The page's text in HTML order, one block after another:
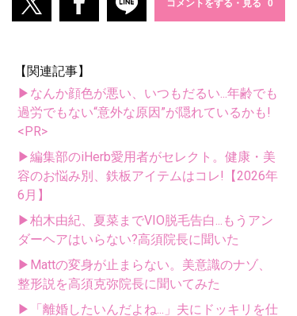
コメントをする・見る
【関連記事】
▶なんか顔色が悪い、いつもだるい...年齢でも
過労でもない“意外な原因”が隠れているかも!
<PR>
▶編集部のiHerb愛用者がセレクト。健康・美
容のお悩み別、鉄板アイテムはコレ!【2026年
6月】
▶柏木由紀、夏菜までVIO脱毛告白...もうアン
ダーヘアはいらない?高須院長に聞いた
▶Mattの変身が止まらない。美意識のナゾ、
整形説を高須克弥院長に聞いてみた
▶「離婚したいんだよね...」夫にドッキリを仕